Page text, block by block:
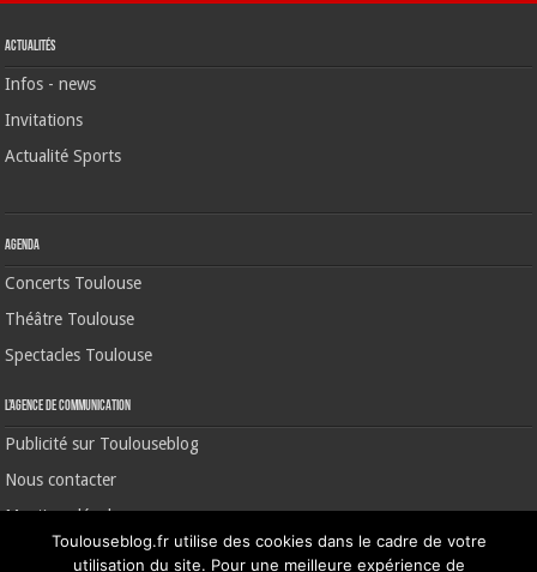
Actualités
Infos - news
Invitations
Actualité Sports
Agenda
Concerts Toulouse
Théâtre Toulouse
Spectacles Toulouse
L’agence de communication
Publicité sur Toulouseblog
Nous contacter
Mentions légales
Toulouseblog.fr utilise des cookies dans le cadre de votre
utilisation du site. Pour une meilleure expérience de